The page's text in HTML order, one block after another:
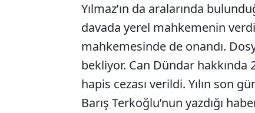
Yılmaz’ın da aralarında
davada yerel mahkemenin
mahkemesinde de onandı.
bekliyor. Can Dündar hakkında
hapis cezası verildi. Yılın son
Barış Terkoğlu’nun yazdığı